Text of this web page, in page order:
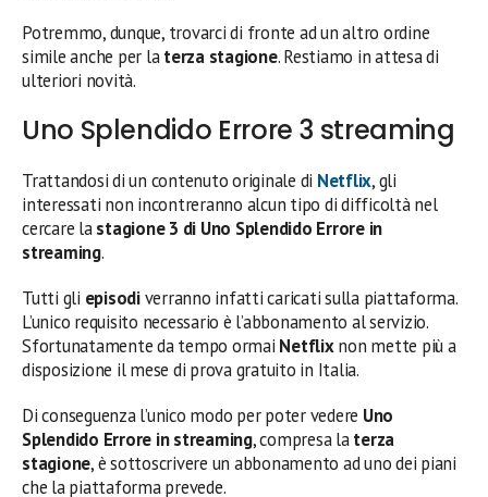
Potremmo, dunque, trovarci di fronte ad un altro ordine
simile anche per laterza stagione. Restiamo in attesa di
ulteriori novità.
Uno Splendido Errore 3 streaming
Trattandosi di un contenuto originale di Netflix, gli
interessati non incontreranno alcun tipo di difficoltà nel
cercare lastagione 3 di Uno Splendido Errore in
streaming.
Tutti gli episodiverranno infatti caricati sulla piattaforma.
L’unico requisito necessario è l’abbonamento al servizio.
Sfortunatamente da tempo ormai Netflixnon mette più a
disposizione il mese di prova gratuito in Italia.
Di conseguenza l’unico modo per poter vedere Uno
Splendido Errore in streaming, compresa laterza
stagione, è sottoscrivere un abbonamento ad uno dei piani
che la piattaforma prevede.